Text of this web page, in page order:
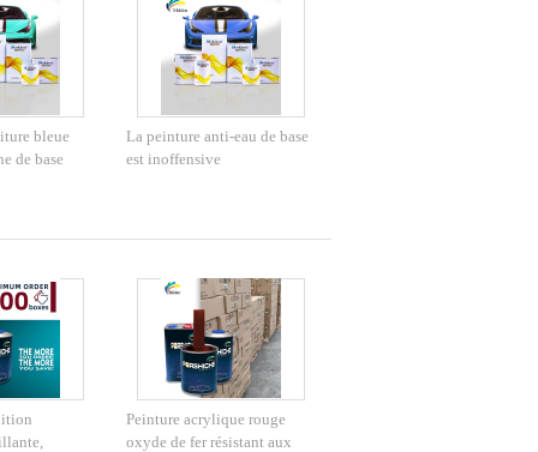
bleue
de base
La peinture anti-eau de base
est inoffensive
Peinture acrylique rouge
oxyde de fer résistant aux